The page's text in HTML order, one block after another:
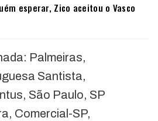
esperar, Zico aceitou o Vasco
Palmeiras,
Santista,
São Paulo, SP
Comercial-SP,